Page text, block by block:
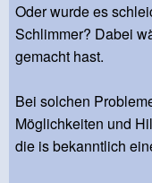
Oder wurde es
Schlimmer? Dabei
gemacht hast.
Bei solchen
Möglichkeiten und
die is bekanntlich